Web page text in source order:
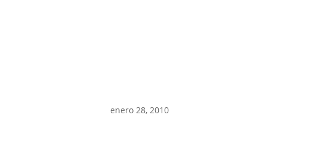
enero 28, 2010